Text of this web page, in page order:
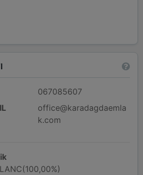
067085607
office@karadagdaemla
k.com